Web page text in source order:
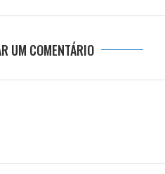
UM COMENTÁRIO